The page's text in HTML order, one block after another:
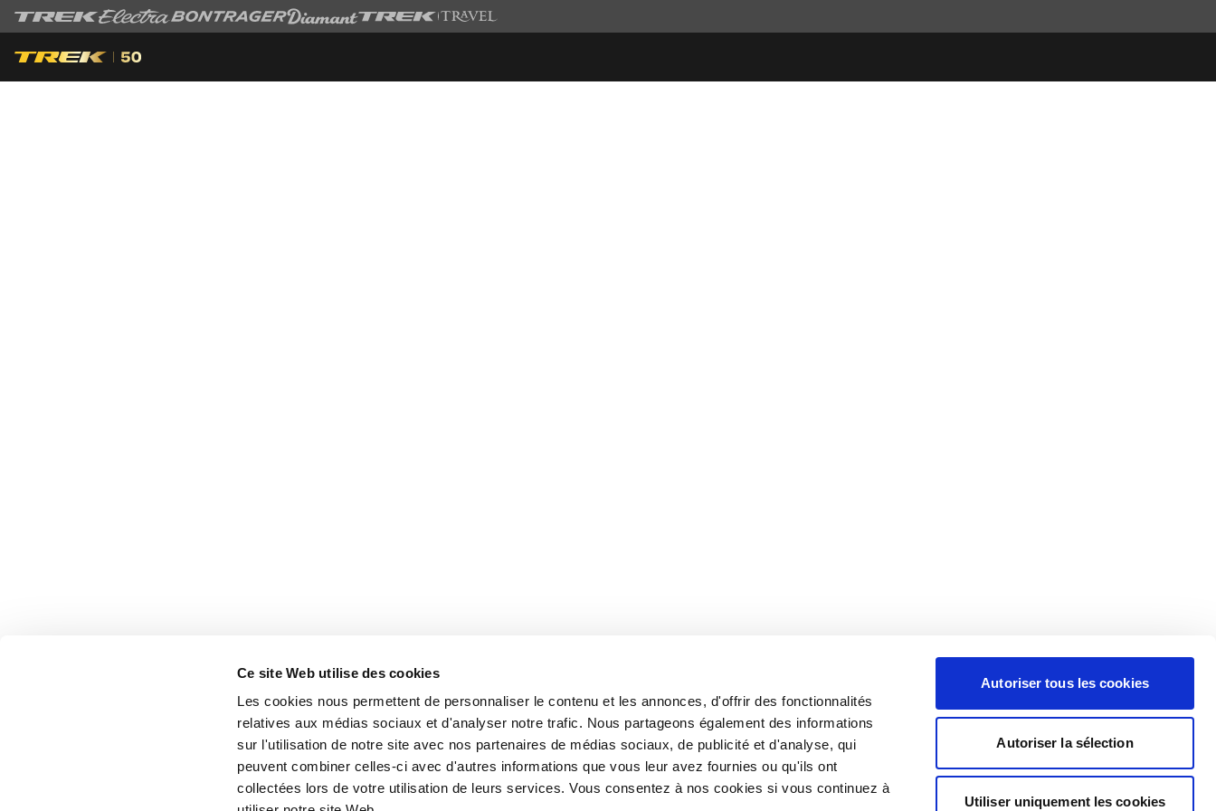
Ce site Web utilise des cookies
Les cookies nous permettent de personnaliser le contenu et les annonces, d'offrir des fonctionnalités
relatives aux médias sociaux et d'analyser notre trafic. Nous partageons également des informations
sur l'utilisation de notre site avec nos partenaires de médias sociaux, de publicité et d'analyse, qui
peuvent combiner celles-ci avec d'autres informations que vous leur avez fournies ou qu'ils ont
collectées lors de votre utilisation de leurs services. Vous consentez à nos cookies si vous continuez à
Autoriser tous les cookies
Autoriser la sélection
Utiliser uniquement les cookies